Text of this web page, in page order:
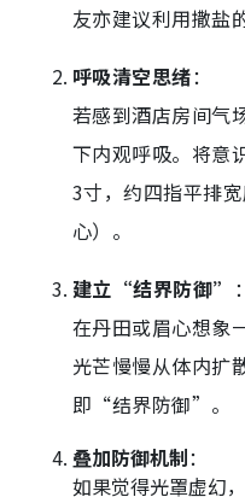
友亦建议利用撒盐
呼吸清空思绪：
若感到酒店房间气
下内观呼吸。将
3寸，约四指平排
心）。
建立“结界防御” ：
在丹田或眉心想象
光芒慢慢从体内扩
即“结界防御”。
叠加防御机制：
如果觉得光罩虚幻